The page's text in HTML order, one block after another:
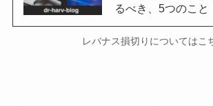
るべき、5つのこと
レバナス損切りについてはこ